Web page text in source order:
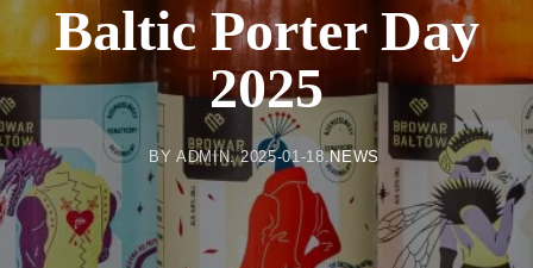
Baltic Porter Day
2025
BYADMIN 2025-01-18 NEWS